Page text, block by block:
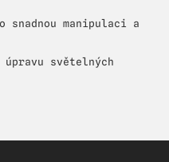
snadnou manipulaci a
světelných